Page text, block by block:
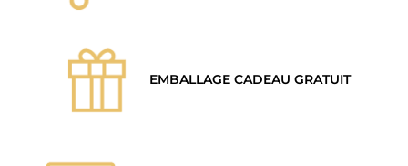
EMBALLAGE CADEAU GRATUIT